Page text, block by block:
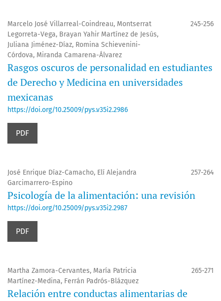
Marcelo José Villarreal-Coindreau, Montserrat
Legorreta-Vega, Brayan Yahir Martínez de Jesús,
Juliana Jiménez-Díaz, Romina Schievenini-
Córdova, Miranda Camarena-Álvarez
245-256
Rasgos oscuros de personalidad en estudiantes
de Derecho y Medicina en universidades
mexicanas
https://doi.org/10.25009/pys.v35i2.2986
PDF
José Enrique Díaz-Camacho, Elí Alejandra
Garcimarrero-Espino
257-264
Psicología de la alimentación: una revisión
https://doi.org/10.25009/pys.v35i2.2987
PDF
Martha Zamora-Cervantes, María Patricia
Martínez-Medina, Ferrán Padrós-Blázquez
265-271
Relación entre conductas alimentarias de